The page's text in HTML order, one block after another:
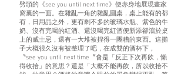
劈頭的《see you until next time》便赤身地展現畫家
窩囊的一面。在雜亂一角的雜亂圓桌，桌上能有的都
有，日用品之外，更有剩不多的玻璃水瓶、紫色的牛
奶、沒有完喝的紅酒、還沒喝完紅酒便新添卻瀉於桌
上的威士忌，還有一大堆被捏得一團糟的東西。這攤
子大概很久沒有被整理了吧，在成雙的酒杯下，
〝see you until next time〞會是「反正下次再飲，懶
得收拾」的意思？還是「大概不能再飲，所以收拾不